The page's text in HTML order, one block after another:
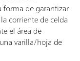
de garantizar
corriente de celda
el área de
varilla/hoja de